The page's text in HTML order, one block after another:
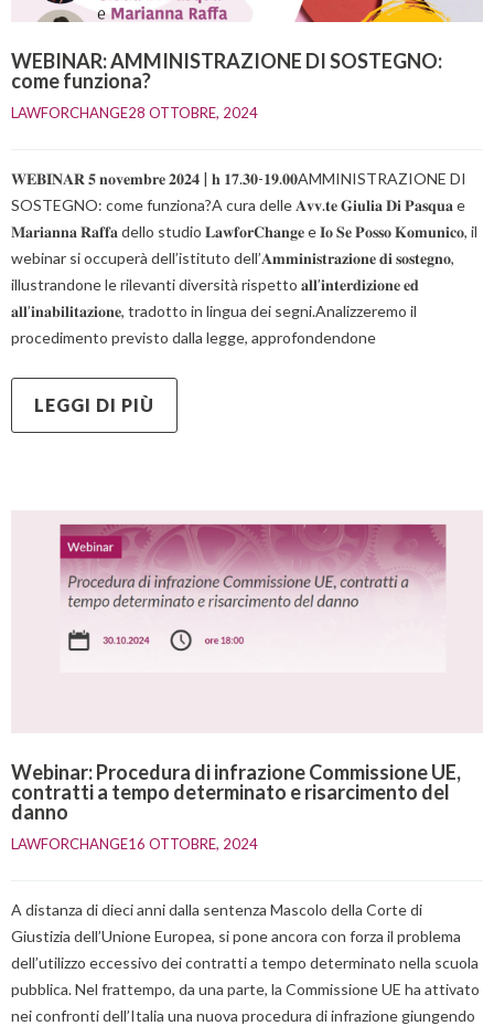
WEBINAR: AMMINISTRAZIONE DI SOSTEGNO:
come funziona?
LAWFORCHANGE28 OTTOBRE, 2024
𝐖𝐄𝐁𝐈𝐍𝐀𝐑 𝟓 𝐧𝐨𝐯𝐞𝐦𝐛𝐫𝐞 𝟐𝟎𝟐𝟒 | 𝐡 𝟏𝟕.𝟑𝟎-𝟏𝟗.𝟎𝟎AMMINISTRAZIONE DI
SOSTEGNO: come funziona?A cura delle 𝐀𝐯𝐯.𝐭𝐞 𝐆𝐢𝐮𝐥𝐢𝐚 𝐃𝐢 𝐏𝐚𝐬𝐪𝐮𝐚 e
𝐌𝐚𝐫𝐢𝐚𝐧𝐧𝐚 𝐑𝐚𝐟𝐟𝐚 dello studio 𝐋𝐚𝐰𝐟𝐨𝐫𝐂𝐡𝐚𝐧𝐠𝐞 e 𝐈𝐨 𝐒𝐞 𝐏𝐨𝐬𝐬𝐨 𝐊𝐨𝐦𝐮𝐧𝐢𝐜𝐨, il
webinar si occuperà dell’istituto dell’𝐀𝐦𝐦𝐢𝐧𝐢𝐬𝐭𝐫𝐚𝐳𝐢𝐨𝐧𝐞 𝐝𝐢 𝐬𝐨𝐬𝐭𝐞𝐠𝐧𝐨,
illustrandone le rilevanti diversità rispetto 𝐚𝐥𝐥’𝐢𝐧𝐭𝐞𝐫𝐝𝐢𝐳𝐢𝐨𝐧𝐞 𝐞𝐝
𝐚𝐥𝐥’𝐢𝐧𝐚𝐛𝐢𝐥𝐢𝐭𝐚𝐳𝐢𝐨𝐧𝐞, tradotto in lingua dei segni.Analizzeremo il
procedimento previsto dalla legge, approfondendone
LEGGI DI PIÙ
Webinar: Procedura di infrazione Commissione UE,
contratti a tempo determinato e risarcimento del
danno
LAWFORCHANGE16 OTTOBRE, 2024
A distanza di dieci anni dalla sentenza Mascolo della Corte di
Giustizia dell’Unione Europea, si pone ancora con forza il problema
dell’utilizzo eccessivo dei contratti a tempo determinato nella scuola
pubblica. Nel frattempo, da una parte, la Commissione UE ha attivato
nei confronti dell’Italia una nuova procedura di infrazione giungendo